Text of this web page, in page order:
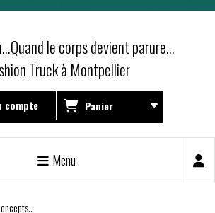
le corps devient parure...
Truck à Montpellier
compte Panier
Menu